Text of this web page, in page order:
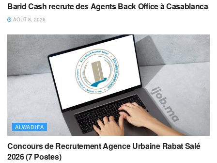
Barid Cash recrute des Agents Back Office à Casablanca
AOÛT 8, 2026
ALWADIFA
Concours de Recrutement Agence Urbaine Rabat Salé
2026 (7 Postes)